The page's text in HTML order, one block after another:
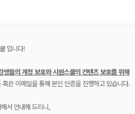
입니다!
생들의 계정 보호와 시원스쿨의 컨텐츠 보호를 위해
은 이메일을 통해 본인 인증을 진행하고 있습니다.
서 안내해 드리니,